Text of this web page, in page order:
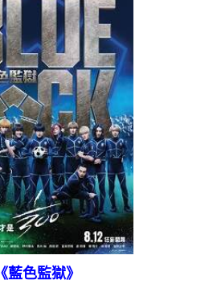
《藍色監獄》